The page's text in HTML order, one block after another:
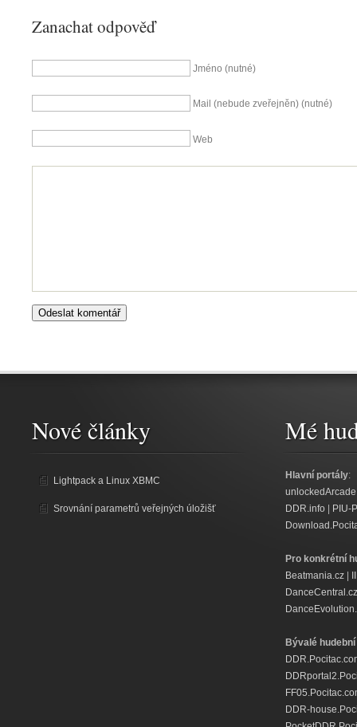
Zanachat odpověď
Jméno (nutné)
Mail (nebude zveřejněn) (nutné)
Web
Nové články
Lightpack a Linux XBMC
Srovnání parametrů veřejných úložišť
Mé
Hlavní portály:
DDR.info
PIU-
Pro konkrétní
Beatmania.cz
DanceCentral.cz
Bývalé
DDR-